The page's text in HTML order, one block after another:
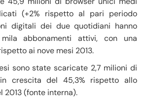
(+2% rispetto al pari periodo
digitali dei due quotidiani hanno
abbonamenti attivi, con una
ai nove mesi 2013.
sono state scaricate 2,7 milioni di
crescita del 45,3% rispetto allo
2013 (fonte interna).